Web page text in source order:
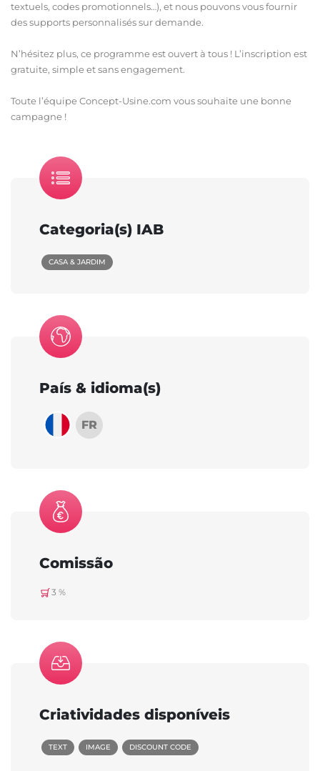
textuels, codes promotionnels…), et nous pouvons vous fournir
des supports personnalisés sur demande.
N’hésitez plus, ce programme est ouvert à tous ! L’inscription est
gratuite, simple et sans engagement.
Toute l’équipe Concept-Usine.com vous souhaite une bonne
campagne !
Categoria(s) IAB
CASA & JARDIM
País & idioma(s)
FR
Comissão
3 %
Criatividades disponíveis
TEXT IMAGE DISCOUNT CODE